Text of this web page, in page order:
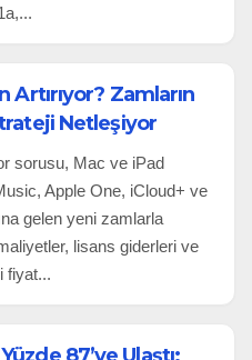
Artırıyor? Zamların
Netleşiyor
sorusu, Mac ve iPad
Apple One, iCloud+ ve
gelen yeni zamlarla
lisans giderleri ve
fiyat...